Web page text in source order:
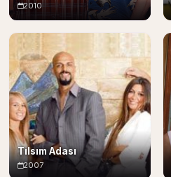
2010
Tılsım Adası
2007